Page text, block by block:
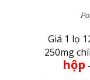
Giá 1 lọ
250mg
hộp